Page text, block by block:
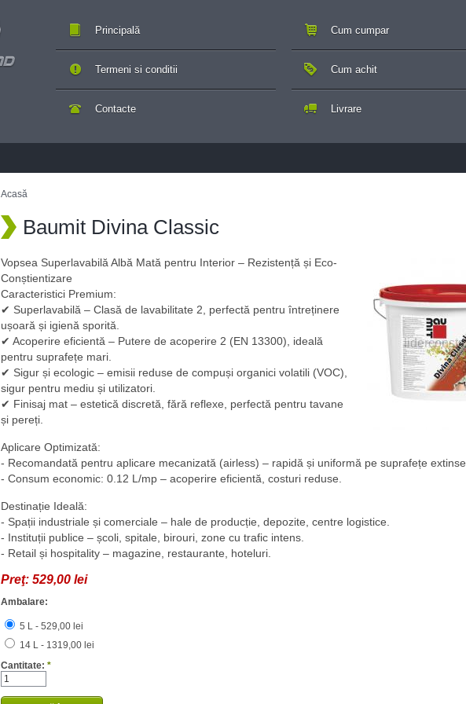
Principală
Contacte
Cum cumpar
Cum achit
Livrare
Termeni si conditii
Acasă
Baumit Divina Classic
Vopsea Superlavabilă Albă Mată pentru Interior – Rezistență și Eco-
Conștientizare
Caracteristici Premium:
✔ Superlavabilă – Clasă de lavabilitate 2, perfectă pentru întreținere
ușoară și igienă sporită.
✔ Acoperire eficientă – Putere de acoperire 2 (EN 13300), ideală
pentru suprafețe mari.
✔ Sigur și ecologic – emisii reduse de compuși organici volatili (VOC),
sigur pentru mediu și utilizatori.
✔ Finisaj mat – estetică discretă, fără reflexe, perfectă pentru tavane
și pereți.
Aplicare Optimizată:
- Recomandată pentru aplicare mecanizată (airless) – rapidă și uniformă pe suprafețe extinse.
- Consum economic: 0.12 L/mp – acoperire eficientă, costuri reduse.
Destinație Ideală:
- Spații industriale și comerciale – hale de producție, depozite, centre logistice.
- Instituții publice – școli, spitale, birouri, zone cu trafic intens.
- Retail și hospitality – magazine, restaurante, hoteluri.
Preţ: 529,00 lei
Ambalare:
5 L - 529,00 lei
14 L - 1319,00 lei
Cantitate: *